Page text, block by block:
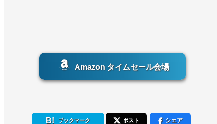
Amazon タイムセール会場
ブックマーク ポスト シェア